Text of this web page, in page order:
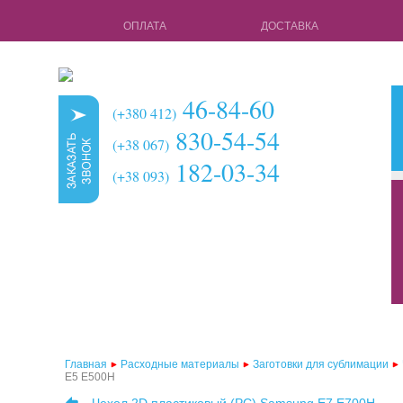
ОПЛАТА ДОСТАВКА
(+380 412) 46-84-60
(+38 067) 830-54-54
(+38 093) 182-03-34
чехлы для
Главная Расходные материалы Заготовки для сублимации
E5 E500H